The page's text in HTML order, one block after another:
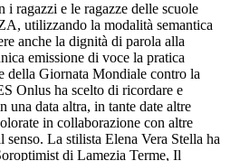
ragazzi e le ragazze delle scuole
utilizzando la modalità semantica
anche la dignità di parola alla
emissione di voce la pratica
della Giornata Mondiale contro la
Onlus ha scelto di ricordare e
una data altra, in tante date altre
in collaborazione con altre
senso. La stilista Elena Vera Stella ha
di Lamezia Terme, Il